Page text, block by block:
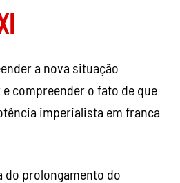
a nova situação
compreender o fato de que
imperialista em franca
do prolongamento do